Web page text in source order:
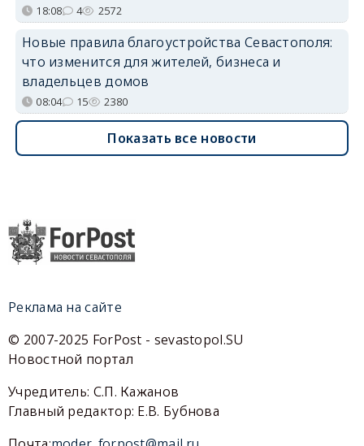
18:08 4 2572
Новые правила благоустройства Севастополя:
что изменится для жителей, бизнеса и
владельцев домов
08:04 15 2380
Показать все новости
Реклама на сайте
© 2007-2025 ForPost - sevastopol.SU
Новостной портал
Учредитель: С.П. Кажанов
Главный редактор: Е.В. Бубнова